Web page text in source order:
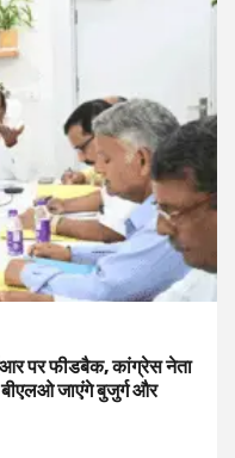
पर फीडबैक, कांग्रेस नेता
बीएलओ जाएंगे बुजुर्ग और